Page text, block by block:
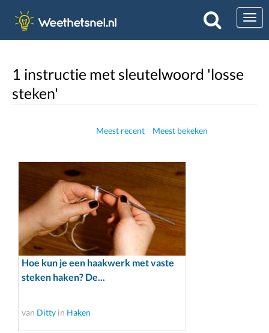
1 instructie met sleutelwoord 'losse
steken'
Meest recent Meest bekeken
Hoe kun je een haakwerk met vaste
steken haken? De...
van Ditty in Haken